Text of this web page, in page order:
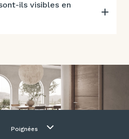
ils visibles en
Poignées